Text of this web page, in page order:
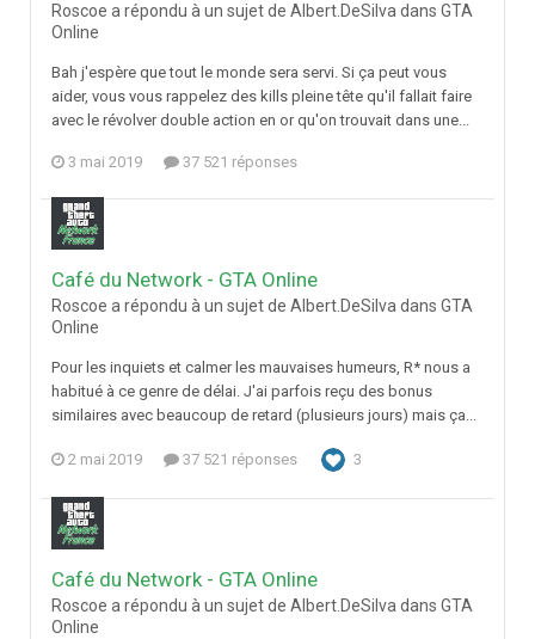
Roscoe a répondu à un sujet de Albert.DeSilva dans GTA
Online
Bah j'espère que tout le monde sera servi. Si ça peut vous
aider, vous vous rappelez des kills pleine tête qu'il fallait faire
avec le révolver double action en or qu'on trouvait dans une...
3 mai 2019 37 521 réponses
Café du Network - GTA Online
Roscoe a répondu à un sujet de Albert.DeSilva dans GTA
Online
Pour les inquiets et calmer les mauvaises humeurs, R* nous a
habitué à ce genre de délai. J'ai parfois reçu des bonus
similaires avec beaucoup de retard (plusieurs jours) mais ça...
2 mai 2019 37 521 réponses 3
Café du Network - GTA Online
Roscoe a répondu à un sujet de Albert.DeSilva dans GTA
Online